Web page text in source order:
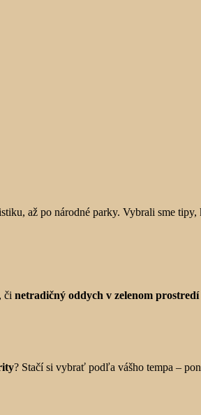
až po národné parky. Vybrali sme
, či netradičný oddych v zelenom prostredí
? Stačí si vybrať podľa vášho tempa –